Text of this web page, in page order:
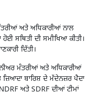
ਅਤੇ ਅਧਿਕਾਰੀਆਂ ਨਾਲ
ਸਥਿਤੀ ਦੀ ਸਮੀਖਿਆ ਕੀਤੀ।
ਦਿੱਤੀ।
ਮੰਤਰੀਆਂ ਅਤੇ ਅਧਿਕਾਰੀਆਂ
ਬਾਰਿਸ਼ ਦੇ ਮੱਦੇਨਜ਼ਰ ਪੈਦਾ
ਅਤੇ SDRF ਦੀਆਂ ਟੀਮਾਂ